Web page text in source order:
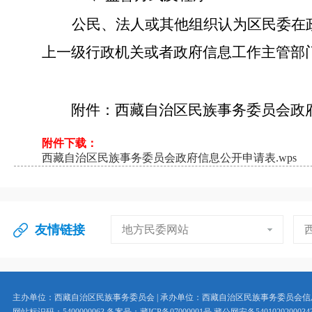
公民、法人或其他组织认为区民委
上一级行政机关或者政府信息工作主管
附件：西藏自治区民族事务委员会政
附件下载：
西藏自治区民族事务委员会政府信息公开申请表.wps
友情链接 地方民委网站
主办单位：西藏自治区民族事务委员会 | 承办单位：西藏自治区民族事务委员会